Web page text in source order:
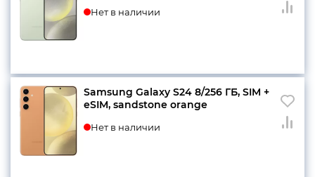
Нет в наличии
Samsung Galaxy S24 8/256 ГБ, SIM +
eSIM, sandstone orange
Нет в наличии